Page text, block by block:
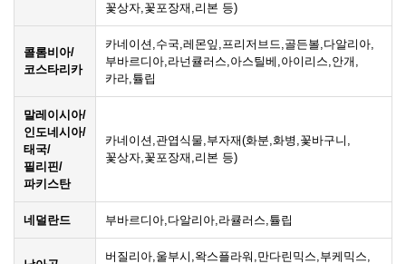
꽃상자,꽃포장재,리본 등)
콜롬비아/
코스타리카
카네이션,수국,레몬잎,프리저브드,골든볼,다알리아,
부바르디아,라넌큘러스,아스틸베,아이리스,안개,
카라,튤립
말레이시아/
인도네시아/
태국/
필리핀/
파키스탄
카네이션,관엽식물,부자재(화분,화병,꽃바구니,
꽃상자,꽃포장재,리본 등)
네덜란드 부바르디아,다알리아,라큘러스,튤립
버질리아,울부시,왁스플라워,만다린믹스,부케믹스,